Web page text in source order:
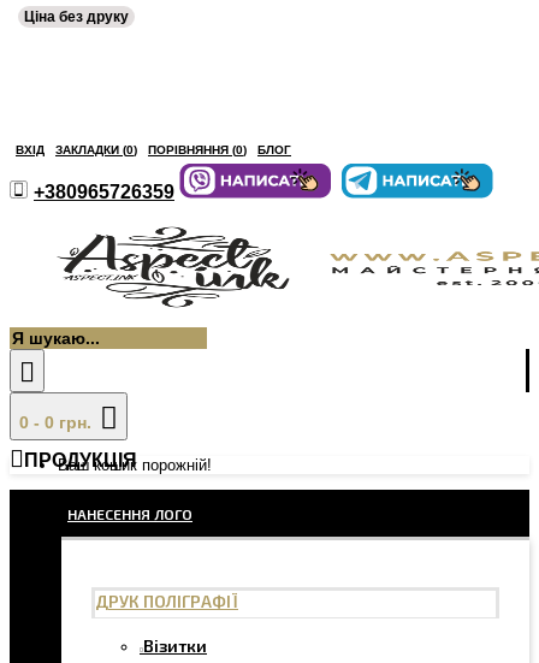
ВХІД ЗАКЛАДКИ (0) ПОРІВНЯННЯ (0) БЛОГ
+380965726359
0 - 0 грн.
Ваш кошик порожній!
ПРОДУКЦІЯ
НАНЕСЕННЯ ЛОГО
ДРУК ПОЛІГРАФІЇ
Візитки
Ціна без друку